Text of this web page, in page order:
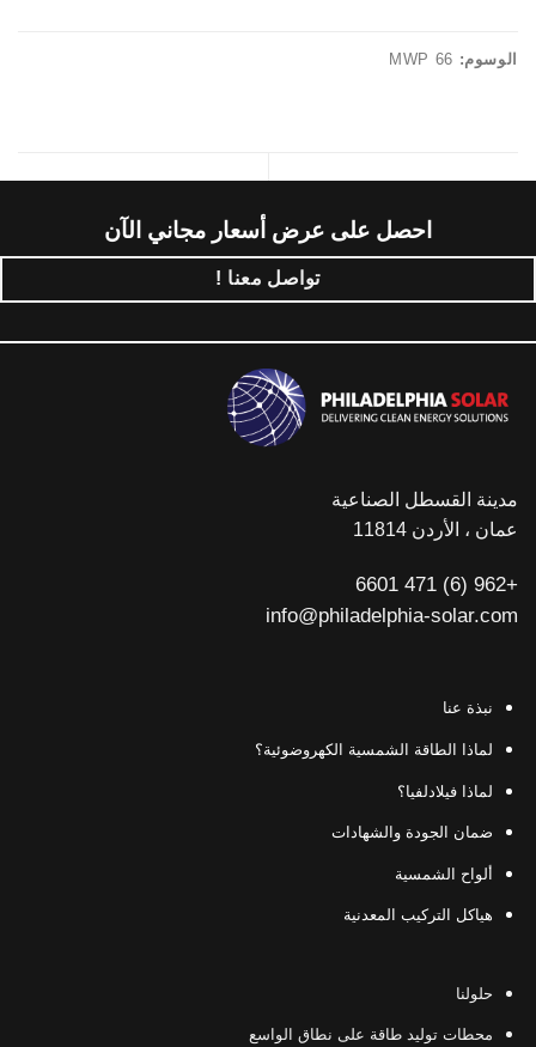
الوسوم:
احصل على عرض أسعار مجاني الآن
تواصل معنا !
مدينة القسطل الصناعية
عمان ، الأردن 11814
+962 (6) 471 6601
info@philadelphia-solar.com
نبذة عنا
لماذا الطاقة الشمسية الكهروضوئية؟
لماذا فيلادلفيا؟
ضمان الجودة والشهادات
ألواح الشمسية
هياكل التركيب المعدنية
حلولنا
محطات توليد طاقة على نطاق الواسع